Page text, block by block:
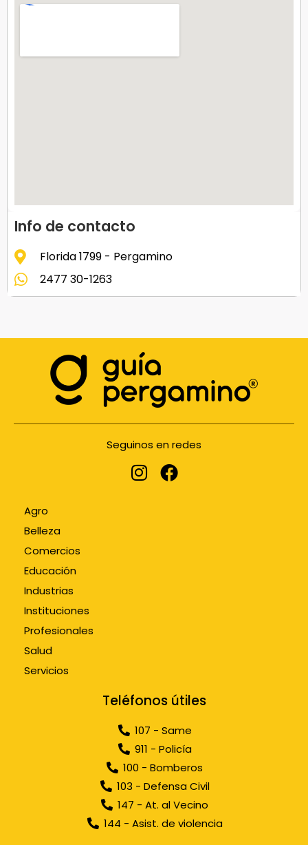
Info de contacto
Florida 1799 - Pergamino
2477 30-1263
Seguinos en redes
Agro
Belleza
Comercios
Educación
Industrias
Instituciones
Profesionales
Salud
Servicios
Teléfonos útiles
107 - Same
911 - Policía
100 - Bomberos
103 - Defensa Civil
147 - At. al Vecino
144 - Asist. de violencia